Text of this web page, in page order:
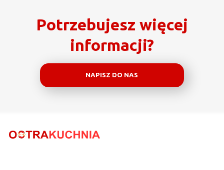
Potrzebujesz więcej
informacji?
NAPISZ DO NAS